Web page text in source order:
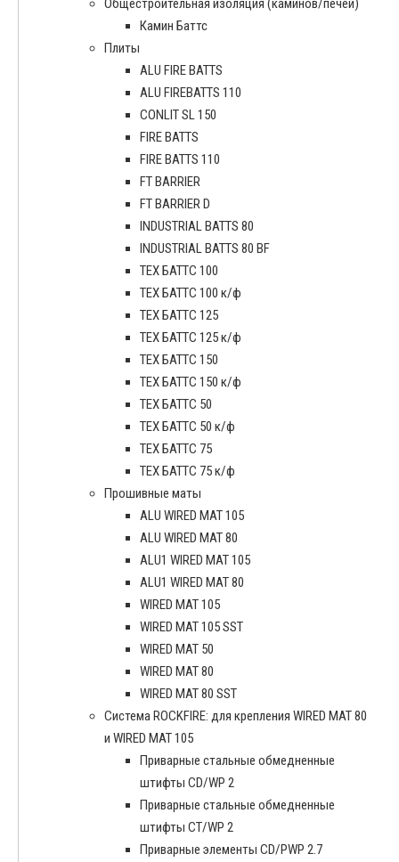
Общестроительная изоляция (каминов/печей)
Камин Баттс
Плиты
ALU FIRE BATTS
ALU FIREBATTS 110
CONLIT SL 150
FIRE BATTS
FIRE BATTS 110
FT BARRIER
FT BARRIER D
INDUSTRIAL BATTS 80
INDUSTRIAL BATTS 80 BF
ТЕХ БАТТС 100
ТЕХ БАТТС 100 к/ф
ТЕХ БАТТС 125
ТЕХ БАТТС 125 к/ф
ТЕХ БАТТС 150
ТЕХ БАТТС 150 к/ф
ТЕХ БАТТС 50
ТЕХ БАТТС 50 к/ф
ТЕХ БАТТС 75
ТЕХ БАТТС 75 к/ф
Прошивные маты
ALU WIRED MAT 105
ALU WIRED MAT 80
ALU1 WIRED MAT 105
ALU1 WIRED MAT 80
WIRED MAT 105
WIRED MAT 105 SST
WIRED MAT 50
WIRED MAT 80
WIRED MAT 80 SST
Система ROCKFIRE: для крепления WIRED MAT 80
и WIRED MAT 105
Приварные стальные обмедненные
штифты CD/WP 2
Приварные стальные обмедненные
штифты CT/WP 2
Приварные элементы CD/PWP 2.7